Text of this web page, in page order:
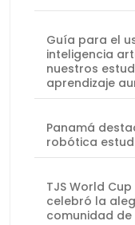
Guía para el
inteligencia
nuestros
aprendizaje
Panamá
robótica
TJS World
celebró la
comunidad de